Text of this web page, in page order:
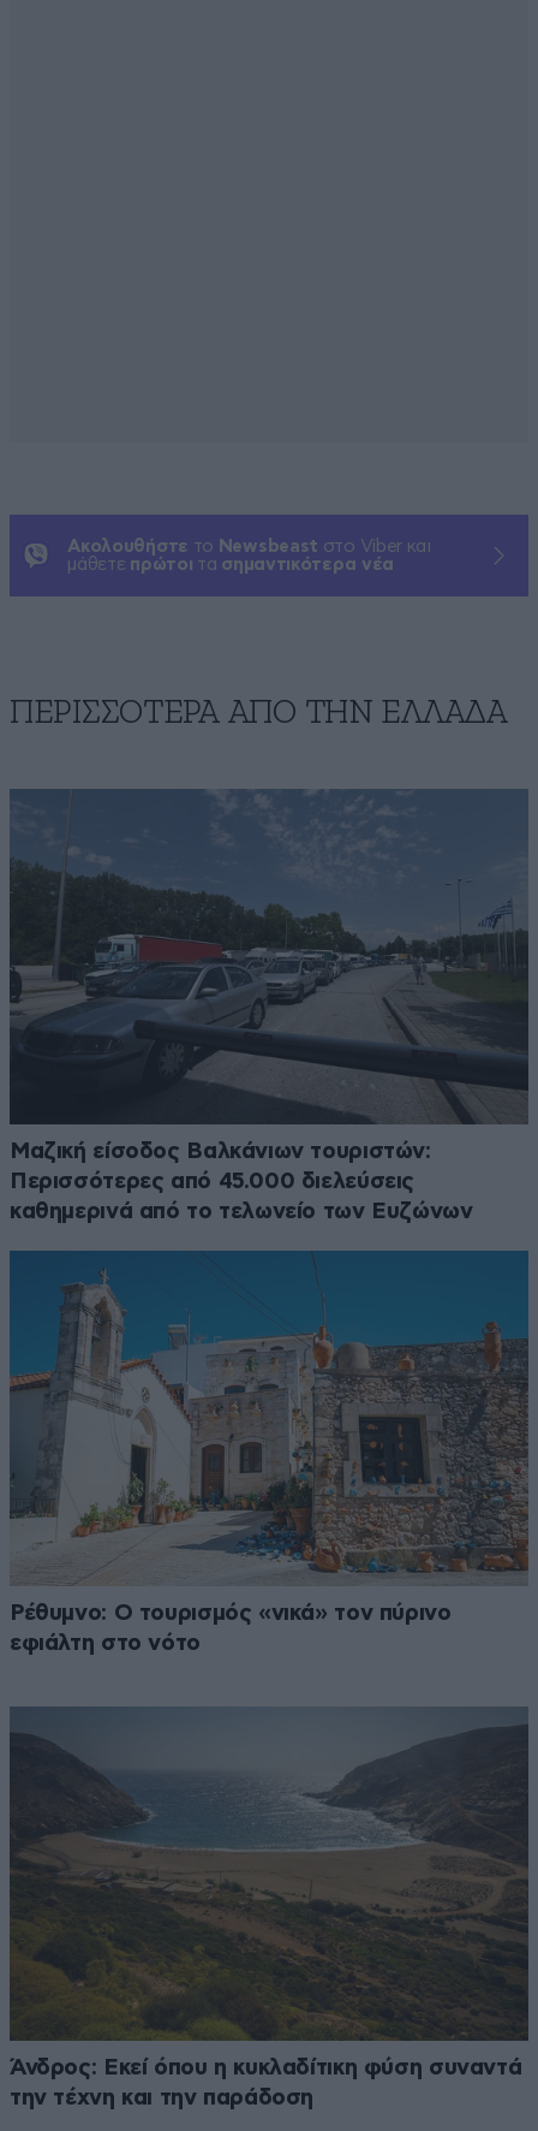
Ακολουθήστε το Newsbeast στο Viber και
μάθετε πρώτοι τα σημαντικότερα νέα
ΠΕΡΙΣΣΟΤΕΡΑ ΑΠΟ ΤΗΝ ΕΛΛΑΔΑ
Μαζική είσοδος Βαλκάνιων τουριστών:
Περισσότερες από 45.000 διελεύσεις
καθημερινά από το τελωνείο των Ευζώνων
Ρέθυμνο: Ο τουρισμός «νικά» τον πύρινο
εφιάλτη στο νότο
Άνδρος: Εκεί όπου η κυκλαδίτικη φύση συναντά
την τέχνη και την παράδοση